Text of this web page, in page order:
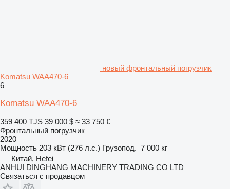
новый фронтальный погрузчик
Komatsu WAA470-6
6
Komatsu WAA470-6
359 400 TJS 39 000 $ ≈ 33 750 €
Фронтальный погрузчик
2020
Мощность 203 кВт (276 л.с.) Грузопод. 7 000 кг
Китай, Hefei
ANHUI DINGHANG MACHINERY TRADING CO LTD
Связаться с продавцом